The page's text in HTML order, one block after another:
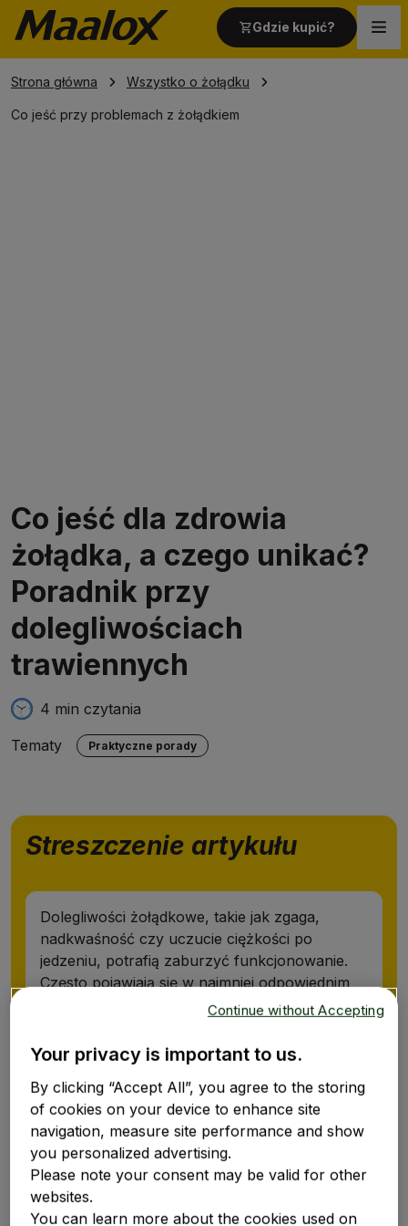
Gdzie kupić?
Strona główna
Strona główna Wszystko o żołądku
Co jeść przy problemach z żołądkiem
Co jeść dla zdrowia
żołądka, a czego unikać?
Poradnik przy
dolegliwościach
trawiennych
4 min czytania
Tematy
Praktyczne porady
Streszczenie artykułu
Dolegliwości żołądkowe, takie jak zgaga,
nadkwaśność czy uczucie ciężkości po
jedzeniu, potrafią zaburzyć funkcjonowanie.
Często pojawiają się w najmniej odpowiednim
momencie – w pracy, w podróży, po obfitym
W wielu przypadkach pierwszym i
najważniejszym krokiem do poprawy
samopoczucia jest zmiana nawyków
żywieniowych.
W tym artykule wyjaśniamy, co jeść, a czego
unikać, aby wspierać zdrowie żołądka, jak
planować posiłki i na co zwrócić uwagę w
codziennej diecie, aby zmniejszyć ryzyko zgagi
Your privacy is important to us.
By clicking “Accept All”, you agree to the storing
of cookies on your device to enhance site
navigation, measure site performance and show
you personalized advertising.
Please note your consent may be valid for other
websites.
You can learn more about the cookies used on
Continue without Accepting